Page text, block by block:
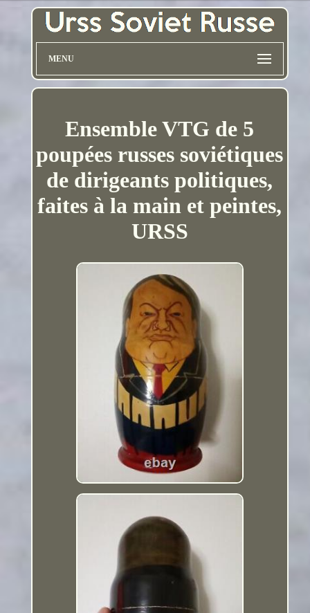
MENU
Ensemble VTG de 5
poupées russes soviétiques
de dirigeants politiques,
faites à la main et peintes,
URSS